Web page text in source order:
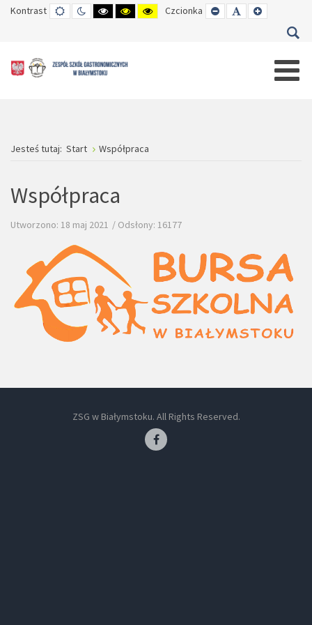
Kontrast TRYB
DOMYŚLNY
TRYB
DZIENNY
WYSOKI
CZARNO-
WYSOKI
CZARNO-
WYSOKI
ŻÓŁTO-
Czcionka SET
SMALLER
SET
DEFAULT
SET
LARGER
Jesteś tutaj: Start Współpraca
Współpraca
Utworzono: 18 maj 2021 Odsłony: 16177
ZSG w Białymstoku. All Rights Reserved.